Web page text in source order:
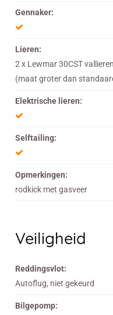
Gennaker:
Lieren:
2 x Lewmar 30CST
(maat groter dan
Elektrische lieren:
Selftailing:
Opmerkingen:
rodkick met gasveer
Veiligheid
Reddingsvlot:
Autoflug, niet gekeurd
Bilgepomp: